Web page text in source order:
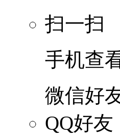
扫一扫
手机查
微信好
QQ好友